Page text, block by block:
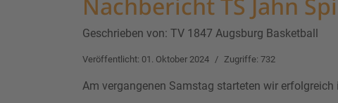
Geschrieben von: TV 1847 Augsburg Basketball
Veröffentlicht: 01. Oktober 2024 Zugriffe: 732
Am vergangenen Samstag starteten wir